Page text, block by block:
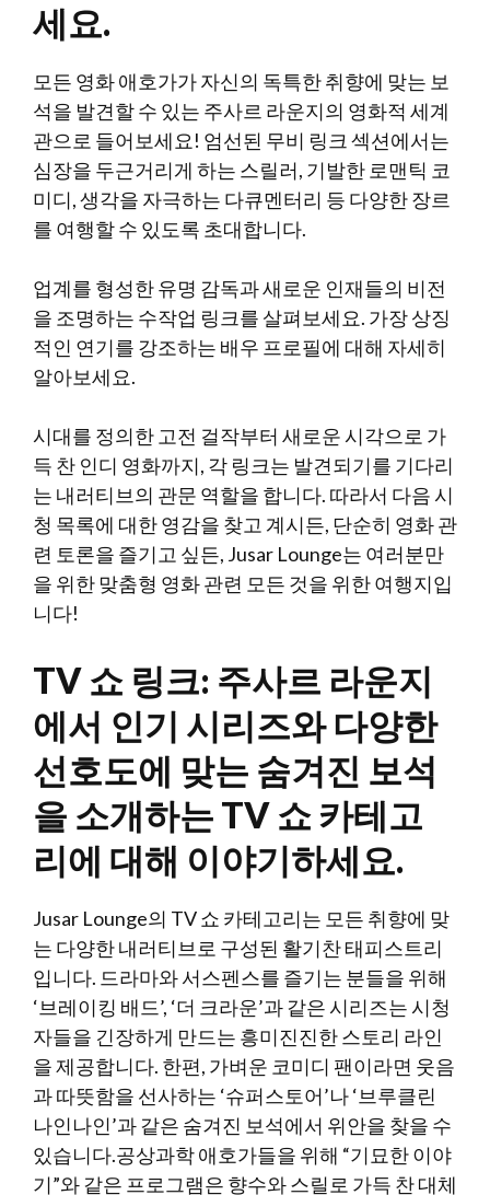
세요.
모든 영화 애호가가 자신의 독특한 취향에 맞는 보
석을 발견할 수 있는 주사르 라운지의 영화적 세계
관으로 들어보세요! 엄선된 무비 링크 섹션에서는
심장을 두근거리게 하는 스릴러, 기발한 로맨틱 코
미디, 생각을 자극하는 다큐멘터리 등 다양한 장르
를 여행할 수 있도록 초대합니다.
업계를 형성한 유명 감독과 새로운 인재들의 비전
을 조명하는 수작업 링크를 살펴보세요. 가장 상징
적인 연기를 강조하는 배우 프로필에 대해 자세히
알아보세요.
시대를 정의한 고전 걸작부터 새로운 시각으로 가
득 찬 인디 영화까지, 각 링크는 발견되기를 기다리
는 내러티브의 관문 역할을 합니다. 따라서 다음 시
청 목록에 대한 영감을 찾고 계시든, 단순히 영화 관
련 토론을 즐기고 싶든, Jusar Lounge는 여러분만
을 위한 맞춤형 영화 관련 모든 것을 위한 여행지입
니다!
TV 쇼 링크: 주사르 라운지
에서 인기 시리즈와 다양한
선호도에 맞는 숨겨진 보석
을 소개하는 TV 쇼 카테고
리에 대해 이야기하세요.
Jusar Lounge의 TV 쇼 카테고리는 모든 취향에 맞
는 다양한 내러티브로 구성된 활기찬 태피스트리
입니다. 드라마와 서스펜스를 즐기는 분들을 위해
‘브레이킹 배드’, ‘더 크라운’과 같은 시리즈는 시청
자들을 긴장하게 만드는 흥미진진한 스토리 라인
을 제공합니다. 한편, 가벼운 코미디 팬이라면 웃음
과 따뜻함을 선사하는 ‘슈퍼스토어’나 ‘브루클린
나인나인’과 같은 숨겨진 보석에서 위안을 찾을 수
있습니다.공상과학 애호가들을 위해 “기묘한 이야
기”와 같은 프로그램은 향수와 스릴로 가득 찬 대체